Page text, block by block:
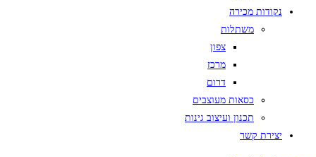
נקודות מכירה
משתלות
צפון
מרכז
דרום
כסאות מעוצבים
תכנון ועיצוב גינות
יצירת קשר